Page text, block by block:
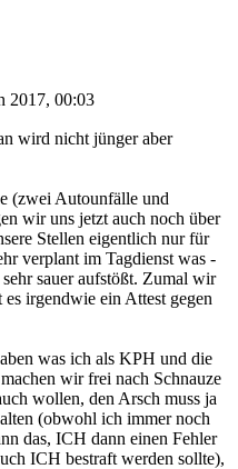
2017, 00:03
wird nicht jünger aber
(zwei Autounfälle und
wir uns jetzt auch noch über
Stellen eigentlich nur für
verplant im Tagdienst was -
sauer aufstößt. Zumal wir
irgendwie ein Attest gegen
was ich als KPH und die
wir frei nach Schnauze
wollen, den Arsch muss ja
(obwohl ich immer noch
das, ICH dann einen Fehler
ICH bestraft werden sollte),